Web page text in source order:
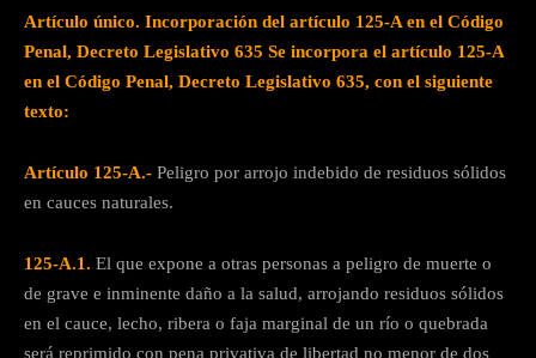
Artículo único. Incorporación del artículo 125-A en el Código
Penal, Decreto Legislativo 635 Se incorpora el artículo 125-A
en el Código Penal, Decreto Legislativo 635, con el siguiente
texto:
Artículo 125-A.- Peligro por arrojo indebido de residuos sólidos
en cauces naturales.
125-A.1. El que expone a otras personas a peligro de muerte o
de grave e inminente daño a la salud, arrojando residuos sólidos
en el cauce, lecho, ribera o faja marginal de un río o quebrada
será reprimido con pena privativa de libertad no menor de dos